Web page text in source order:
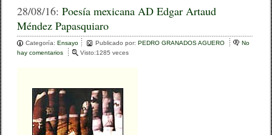
c
e
b
o
k
tt
er
m
p
ar
28/08/16:Poesía mexicana AD Edgar Artaud
Méndez Papasquiaro
Categoría:Ensayo Publicado por:PEDRO GRANADOS AGUERO
No
hay comentarios
e
a
m
Visto:1285 veces